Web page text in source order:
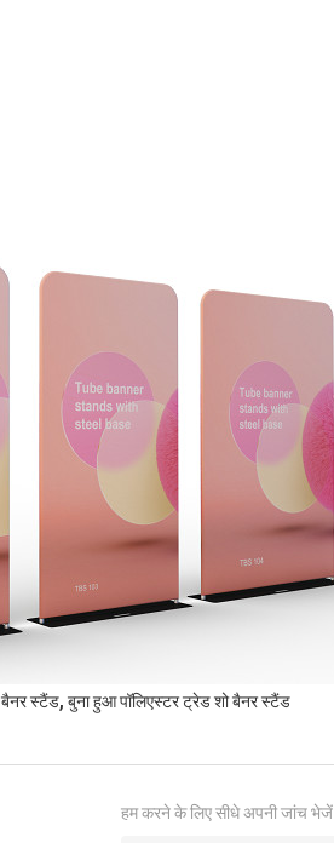
स्टैंड, बुना हुआ पॉलिएस्टर ट्रेड शो बैनर स्टैंड
हम करने के लिए सीधे अपनी जांच भेजें